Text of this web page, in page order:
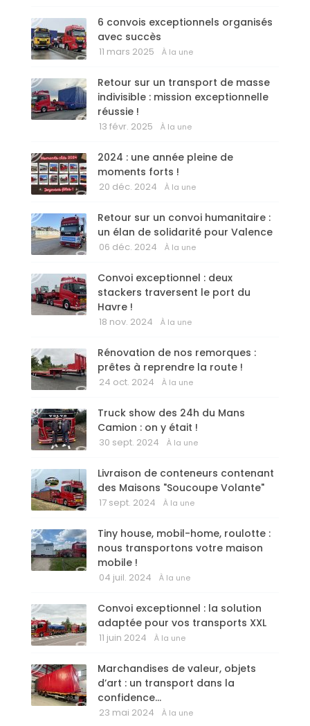
6 convois exceptionnels organisés
avec succès
11 mars 2025 À la une
Retour sur un transport de masse
indivisible : mission exceptionnelle
réussie !
13 févr. 2025 À la une
2024 : une année pleine de
moments forts !
20 déc. 2024 À la une
Retour sur un convoi humanitaire :
un élan de solidarité pour Valence
06 déc. 2024 À la une
Convoi exceptionnel : deux
stackers traversent le port du
Havre !
18 nov. 2024 À la une
Rénovation de nos remorques :
prêtes à reprendre la route !
24 oct. 2024 À la une
Truck show des 24h du Mans
Camion : on y était !
30 sept. 2024 À la une
Livraison de conteneurs contenant
des Maisons "Soucoupe Volante"
17 sept. 2024 À la une
Tiny house, mobil-home, roulotte :
nous transportons votre maison
mobile !
04 juil. 2024 À la une
Convoi exceptionnel : la solution
adaptée pour vos transports XXL
11 juin 2024 À la une
Marchandises de valeur, objets
d’art : un transport dans la
confidence…
23 mai 2024 À la une